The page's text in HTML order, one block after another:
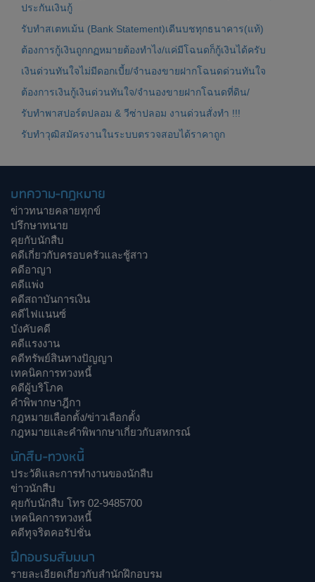
ประกันเงินกู้
รับทำสเตทเม้น (Bank Statement)เดีนบชทุกธนาคาร(แท้)
ต้องการกู้เงินถูกกฏหมายต้องทำไง/แค่มีโฉนดก็กู้เงินได้ครับ
เงินด่วนทันใจไม่มีดอกเบี้ย/จำนองขายฝากโฉนดด่วนทันใจ
ต้องการเงินกู้เงินด่วนทันใจ/จำนองขายฝากโฉนดที่ดิน/
รับทำพาสปอร์ตปลอม & วีซ่าปลอม งานด่วนสั่งทำ !!!
รับทำวุฒิสมัครงานในระบบตรวจสอบได้ราคาถูก
บทความ-กฎหมาย
ข่าวทนายคลายทุกข์
ปรึกษาทนาย
คุยกับนักสืบ
คดีเกี่ยวกับครอบครัวและชู้สาว
คดีอาญา
คดีแพ่ง
คดีสถาบันการเงิน
คดีไฟแนนซ์
บังคับคดี
คดีแรงงาน
คดีทรัพย์สินทางปัญญา
เทคนิคการทวงหนี้
คดีผู้บริโภค
คำพิพากษาฎีกา
กฎหมายเลือกตั้ง/ข่าวเลือกตั้ง
กฎหมายและคำพิพากษาเกี่ยวกับสหกรณ์
นักสืบ-ทวงหนี้
ประวัติและการทำงานของนักสืบ
ข่าวนักสืบ
คุยกับนักสืบ โทร 02-9485700
เทคนิคการทวงหนี้
คดีทุจริตคอรัปชั่น
ฝึกอบรมสัมมนา
รายละเอียดเกี่ยวกับสำนักฝึกอบรม